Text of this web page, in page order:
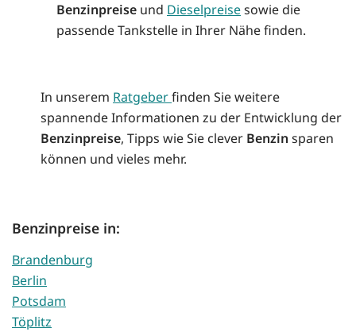
Benzinpreise und Dieselpreisesowie die
passende Tankstelle in Ihrer Nähe finden.
In unserem Ratgeberfinden Sie weitere
spannende Informationen zu der Entwicklung der
Benzinpreise, Tipps wie Sie clever Benzin sparen
können und vieles mehr.
Benzinpreise in:
Brandenburg
Berlin
Potsdam
Töplitz